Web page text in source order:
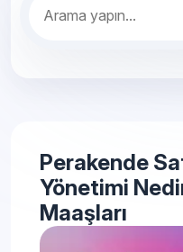
Perakende
Yönetimi
Maaşları